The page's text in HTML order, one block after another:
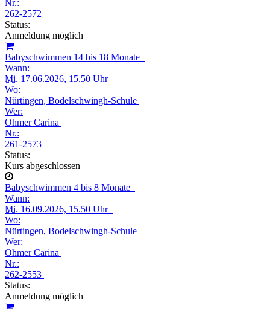
Nr.:
262-2572
Status:
Anmeldung möglich
Babyschwimmen 14 bis 18 Monate
Wann:
Mi. 17.06.2026, 15.50 Uhr
Wo:
Nürtingen, Bodelschwingh-Schule
Wer:
Ohmer Carina
Nr.:
261-2573
Status:
Kurs abgeschlossen
Babyschwimmen 4 bis 8 Monate
Wann:
Mi. 16.09.2026, 15.50 Uhr
Wo:
Nürtingen, Bodelschwingh-Schule
Wer:
Ohmer Carina
Nr.:
262-2553
Status:
Anmeldung möglich